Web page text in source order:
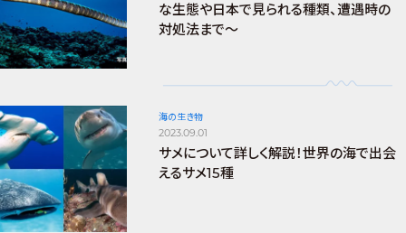
な生態や日本で見られる種類、遭遇時の
対処法まで～
海の生き物
2023.09.01
サメについて詳しく解説！世界の海で出会
えるサメ15種